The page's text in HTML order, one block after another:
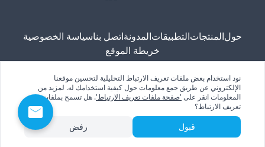
حولالمنتجاتالتطبيقاتالمدونةاتصل بناسياسة الخصوصية
خريطة الموقع
حقوق النشر © 2024. شركة خنان ورثويل للصناعة المحدودة. جميع
الحقوق محفوظة.
نود استخدام بعض ملفات تعريف الارتباط التحليلية لتحسين موقعنا
الإلكتروني عن طريق جمع معلومات حول كيفية استخدامك له. لمزيد من
المعلومات انقر على 'صفحة ملفات تعريف الارتباط'. هل تسمح بملفات
تعريف الارتباط؟
قبول رفض